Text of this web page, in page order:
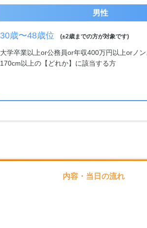
男性
30歳〜48歳位 (±2歳までの方が対象です)
大学卒業以上or公務員or年収400万円以上orノ
170cm以上の【どれか】に該当する方
内容・当日の流れ